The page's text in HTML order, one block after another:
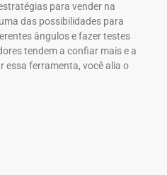
para vender na
das possibilidades para
ângulos e fazer testes
tendem a confiar mais e a
essa ferramenta, você alia o